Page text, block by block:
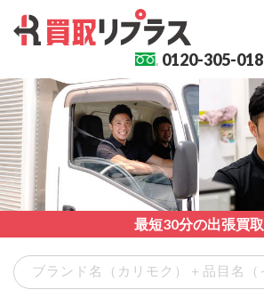
0120-305-018
最短30分の出張買取